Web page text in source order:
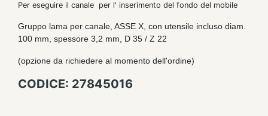
Per eseguire il canale per l' inserimento del fondo del mobile
Gruppo lama per canale, ASSE X, con utensile incluso diam.
100 mm, spessore 3,2 mm, D 35 / Z 22
(opzione da richiedere al momento dell'ordine)
CODICE: 27845016